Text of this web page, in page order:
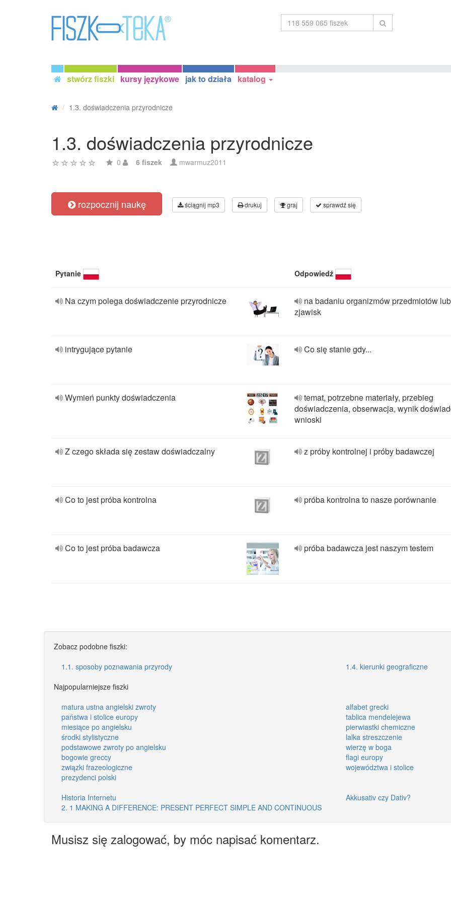
stwórz fiszki kursy językowe jak to działa katalog
1.3. doświadczenia przyrodnicze
1.3. doświadczenia przyrodnicze
0 6 fiszek mwarmuz2011
rozpocznij naukę ściągnij mp3 drukuj graj sprawdź się
Pytanie Odpowiedź
Na czym polega doświadczenie przyrodnicze
na badaniu organizmów przedmiotów lub
zjawisk
intrygujące pytanie Co się stanie gdy...
Wymień punkty doświadczenia
temat, potrzebne materiały, przebieg
doświadczenia, obserwacja, wynik
wnioski
Z czego składa się zestaw doświadczalny z próby kontrolnej i próby badawczej
Co to jest próba kontrolna próba kontrolna to nasze porównanie
Co to jest próba badawcza próba badawcza jest naszym testem
Zobacz podobne fiszki:
1.1. sposoby poznawania przyrody
1.4. kierunki geograficzne
Najpopularniejsze fiszki
matura ustna angielski zwroty
alfabet grecki
państwa i stolice europy
tablica mendelejewa
miesiące po angielsku
pierwiastki chemiczne
środki stylistyczne
lalka streszczenie
podstawowe zwroty po angielsku
wierzę w boga
bogowie greccy
flagi europy
związki frazeologiczne
województwa i stolice
prezydenci polski
Historia Internetu
Akkusativ czy Dativ?
2. 1 MAKING A DIFFERENCE: PRESENT PERFECT SIMPLE AND CONTINUOUS
Musisz się zalogować, by móc napisać komentarz.